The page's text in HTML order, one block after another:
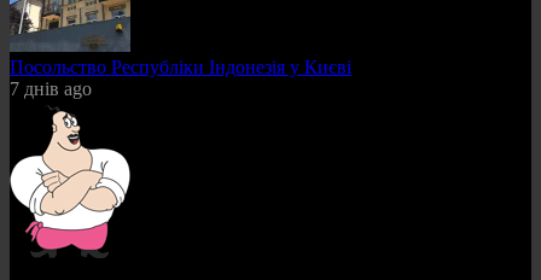
Посольство Республіки Індонезія у Києві
7 днів ago